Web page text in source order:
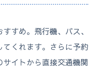
すめ。飛行機、バス、
くれます。さらに予約
イトから直接交通機関